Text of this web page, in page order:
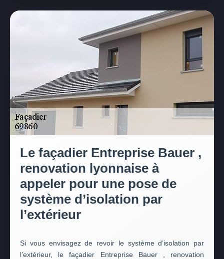
Le façadier Entreprise Bauer ,
renovation lyonnaise à
appeler pour une pose de
système d’isolation par
l’extérieur
Si vous envisagez de revoir le système d’isolation par
l’extérieur, le façadier Entreprise Bauer , renovation